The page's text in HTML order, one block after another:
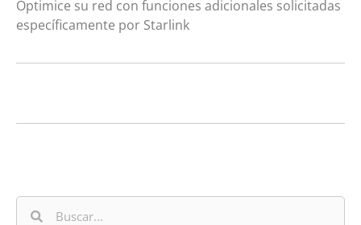
Optimice su red con funciones adicionales solicitadas
específicamente por Starlink